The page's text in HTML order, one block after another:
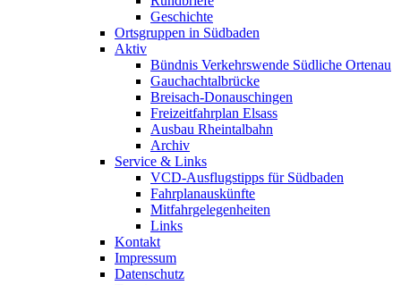
Geschichte
Ortsgruppen in Südbaden
Aktiv
Bündnis Verkehrswende Südliche Ortenau
Gauchachtalbrücke
Breisach-Donauschingen
Freizeitfahrplan Elsass
Ausbau Rheintalbahn
Archiv
Service & Links
VCD-Ausflugstipps für Südbaden
Fahrplanauskünfte
Mitfahrgelegenheiten
Links
Kontakt
Impressum
Datenschutz